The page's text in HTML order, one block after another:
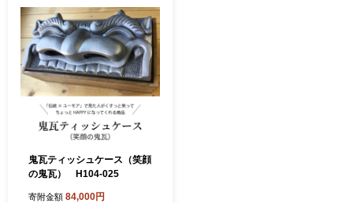
鬼瓦ティッシュケース（笑顔
の鬼瓦） H104-025
寄附金額 84,000円